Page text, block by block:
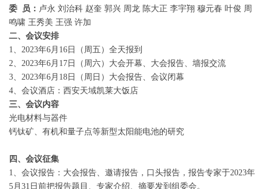
委
员： 卢永 刘治科 赵奎 郭兴 周龙 陈大正 李宇翔 穆元春 叶俊 周
鸣啸 王秀美 王强 许加
二、会议安排
1、2023年6月16日（周五）全天报到
2、2023年6月17日（周六）大会开幕、大会报告、墙报交流
3、2023年6月18日（周日）大会报告、会议闭幕
4、会议酒店：西安天域凯莱大饭店
三、会议内容
光电材料与器件
钙钛矿、有机和量子点等新型太阳能电池的研究
四、会议征集
1、会议报告：大会报告、邀请报告，口头报告，报告专家于2023年
5月31日前把报告题目、专家介绍、摘要发到组委会。